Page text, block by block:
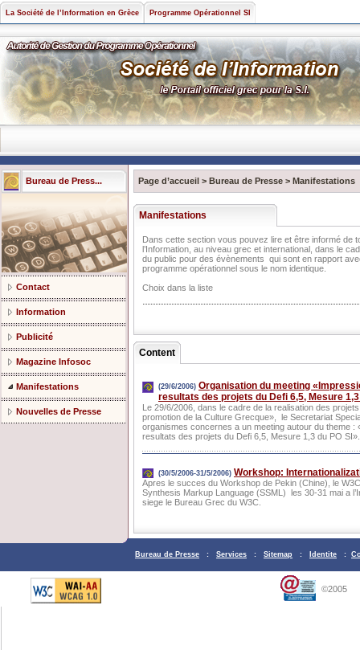
La Société de l’Information en Grèce Programme Opérationnel SI
Bureau de Press...
Contact
Information
Publicité
Magazine Infosoc
Manifestations
Nouvelles de Presse
Page d’accueil > Bureau de Presse > Manifestations
Manifestations
Dans cette section vous pouvez lire et être informé de
l’Information, au niveau grec et international, dans le
du public pour des évènements qui sont en rapport
programme opérationnel sous le nom identique.
Choix dans la liste
Content
(29/6/2006) Organisation du meeting
resultats des projets du Defi 6,5, Mesure 1,3
Le 29/6/2006, dans le cadre de la realisation des
promotion de la Culture Grecque», le Secretariat
organismes concernes a un meeting autour du theme
resultats des projets du Defi 6,5, Mesure 1,3 du PO
(30/5/2006-31/5/2006) Workshop:
Apres le succes du Workshop de Pekin (Chine), le
Synthesis Markup Language (SSML) les 30-31 mai a
siege le Bureau Grec du W3C.
Bureau de Presse : Services : Sitemap : Identite :
©2005